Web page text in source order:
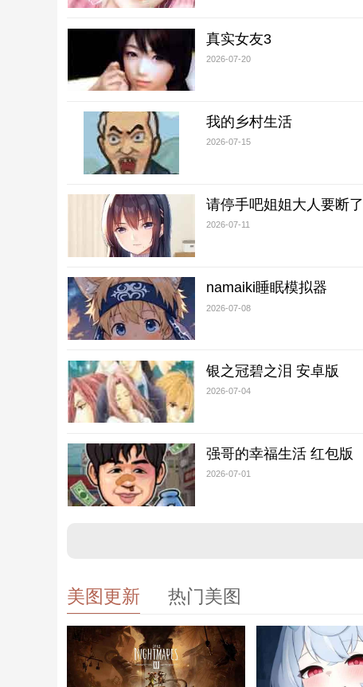
真实女友3
2026-07-20
我的乡村生活
2026-07-15
请停手吧姐姐大人要断了
2026-07-11
namaiki睡眠模拟器
2026-07-08
银之冠碧之泪 安卓版
2026-07-04
强哥的幸福生活 红包版
2026-07-01
美图更新 热门美图